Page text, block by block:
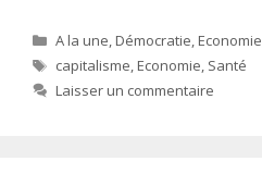
Catégories
A la une,Démocratie,Economie
Étiquettes
capitalisme,Economie, Santé
Laisser un commentaire